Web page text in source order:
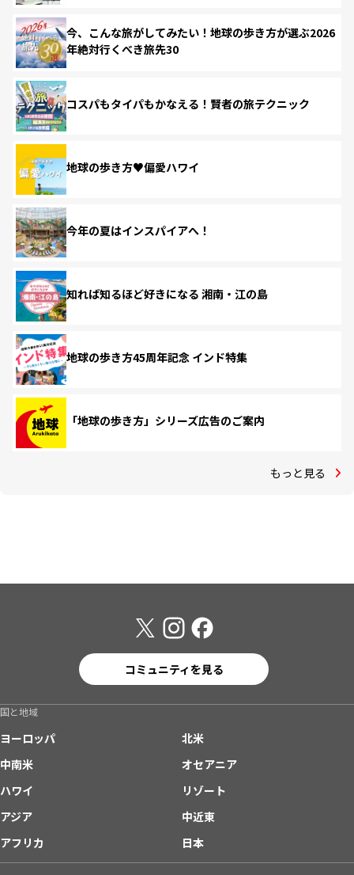
今、こんな旅がしてみたい！地球の歩き方が選ぶ2026
年絶対行くべき旅先30
コスパもタイパもかなえる！賢者の旅テクニック
地球の歩き方♥偏愛ハワイ
今年の夏はインスパイアへ！
知れば知るほど好きになる 湘南・江の島
地球の歩き方45周年記念 インド特集
「地球の歩き方」シリーズ広告のご案内
もっと見る
コミュニティを見る
国と地域
ヨーロッパ
北米
中南米
オセアニア
ハワイ
リゾート
アジア
中近東
アフリカ
日本